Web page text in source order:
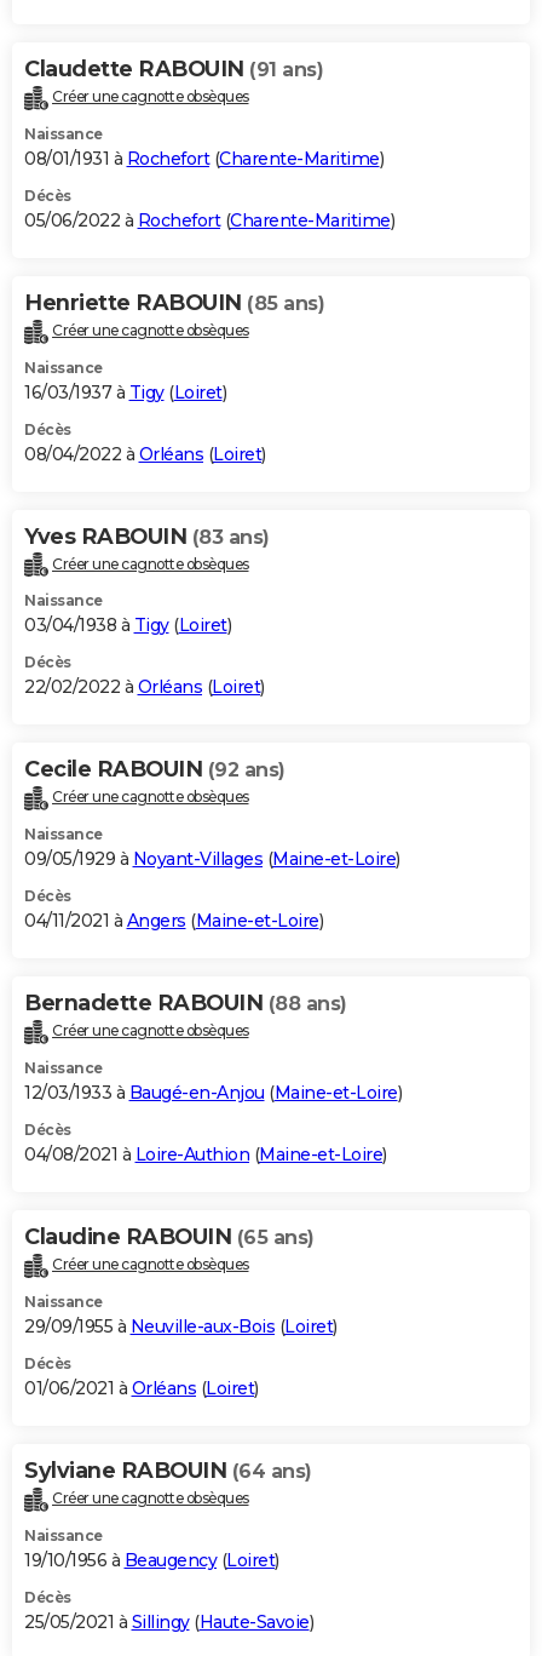
Claudette RABOUIN (91 ans)
Créer une cagnotte obsèques
Naissance
08/01/1931 à Rochefort(Charente-Maritime)
Décès
05/06/2022 à Rochefort(Charente-Maritime)
Henriette RABOUIN (85 ans)
Créer une cagnotte obsèques
Naissance
16/03/1937 à Tigy(Loiret)
Décès
08/04/2022 à Orléans (Loiret)
Yves RABOUIN (83 ans)
Créer une cagnotte obsèques
Naissance
03/04/1938 à Tigy(Loiret)
Décès
22/02/2022 à Orléans (Loiret)
Cecile RABOUIN (92 ans)
Créer une cagnotte obsèques
Naissance
09/05/1929 à Noyant-Villages (Maine-et-Loire)
Décès
04/11/2021 à Angers (Maine-et-Loire)
Bernadette RABOUIN (88 ans)
Créer une cagnotte obsèques
Naissance
12/03/1933 à Baugé-en-Anjou (Maine-et-Loire)
Décès
04/08/2021 à Loire-Authion (Maine-et-Loire)
Claudine RABOUIN (65 ans)
Créer une cagnotte obsèques
Naissance
29/09/1955 à Neuville-aux-Bois (Loiret)
Décès
01/06/2021 à Orléans (Loiret)
Sylviane RABOUIN (64 ans)
Créer une cagnotte obsèques
Naissance
19/10/1956 à Beaugency(Loiret)
Décès
25/05/2021 à Sillingy(Haute-Savoie)